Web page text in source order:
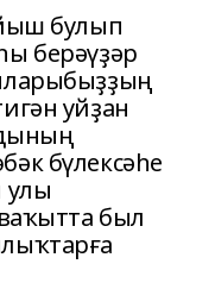
булып
берәүҙәр
уйҙан
бүлексәһе
улы
был